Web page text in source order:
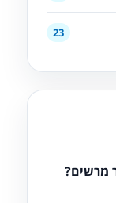
23
מרשים?